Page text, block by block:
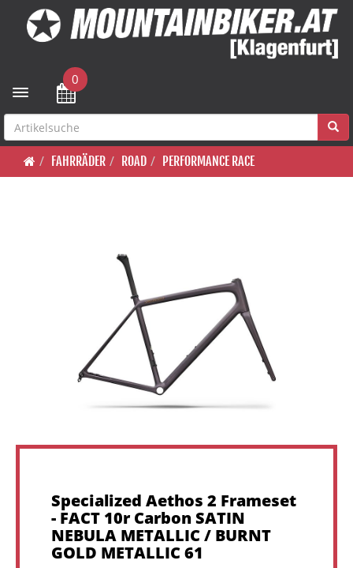
Toggle navigation
0
FAHRRÄDER ROAD PERFORMANCE RACE
Specialized Aethos 2 Frameset
- FACT 10r Carbon SATIN
NEBULA METALLIC / BURNT
GOLD METALLIC 61